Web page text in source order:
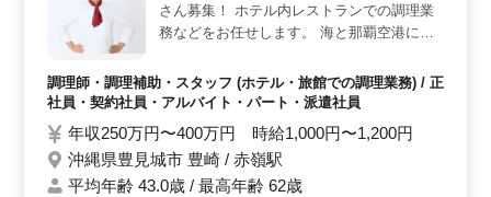
さん募集！ ホテル内レストランでの調理業
務などをお任せします。 海と那覇空港に臨
務内容＊ ・調理 ・盛り付け ・仕込み ・食
器洗浄 ・厨房業務 ＊ポイント＊ ・4週9休制
費支給 ベテランの調理経験を活かし、 厨房
で活躍していただける方募集！ ブランクあ
りでもご応募可能。 ＼まずはお気軽にお問
調理師・調理補助・スタッフ (ホテル・旅館での調理業務) / 正
社員・契約社員・アルバイト・パート・派遣社員
年収250万円〜400万円 時給1,000円〜1,200円
沖縄県豊見城市 豊崎 / 赤嶺駅
平均年齢 43.0歳 / 最高年齢 62歳